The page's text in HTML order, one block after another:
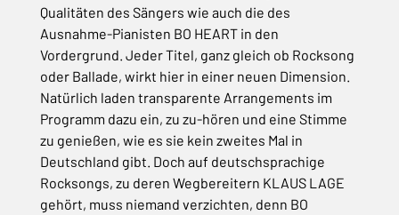
Qualitäten des Sängers wie auch die des
Ausnahme-Pianisten BO HEART in den
Vordergrund. Jeder Titel, ganz gleich ob Rocksong
oder Ballade, wirkt hier in einer neuen Dimension.
Natürlich laden transparente Arrangements im
Programm dazu ein, zu zu-hören und eine Stimme
zu genießen, wie es sie kein zweites Mal in
Deutschland gibt. Doch auf deutschsprachige
Rocksongs, zu deren Wegbereitern KLAUS LAGE
gehört, muss niemand verzichten, denn BO